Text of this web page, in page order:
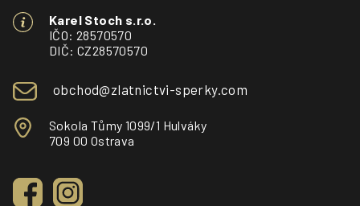
Karel Stoch s.r.o.
IČO: 28570570
DIČ: CZ28570570
obchod@zlatnictvi-sperky.com
Sokola Tůmy 1099/1 Hulváky
709 00 Ostrava